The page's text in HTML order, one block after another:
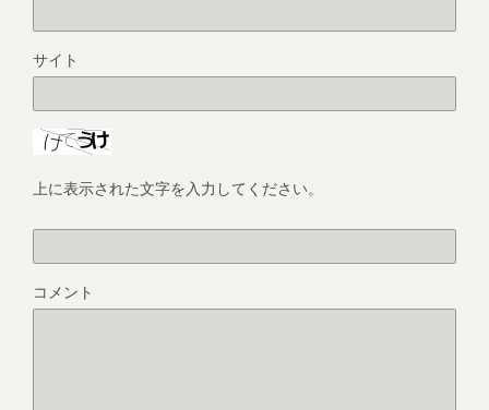
サイト
上に表示された文字を入力してください。
コメント